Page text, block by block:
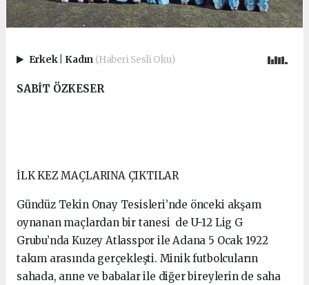
Erkek Kadın (Haberi Sesli Oku)
SABİT ÖZKESER
İLK KEZ MAÇLARINA ÇIKTILAR
Gündüz Tekin Onay Tesisleri’nde önceki akşam
oynanan maçlardan bir tanesi de U-12 Lig G
Grubu’nda Kuzey Atlasspor ile Adana 5 Ocak 1922
takım arasında gerçekleşti. Minik futbolcuların
sahada, anne ve babalar ile diğer bireylerin de saha